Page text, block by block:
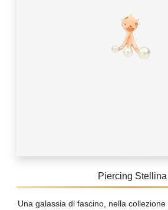
Piercing Stellina
Una galassia di fascino, nella